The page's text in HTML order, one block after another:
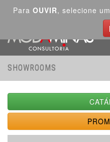
Para OUVIR, selecione
SHOWROOMS